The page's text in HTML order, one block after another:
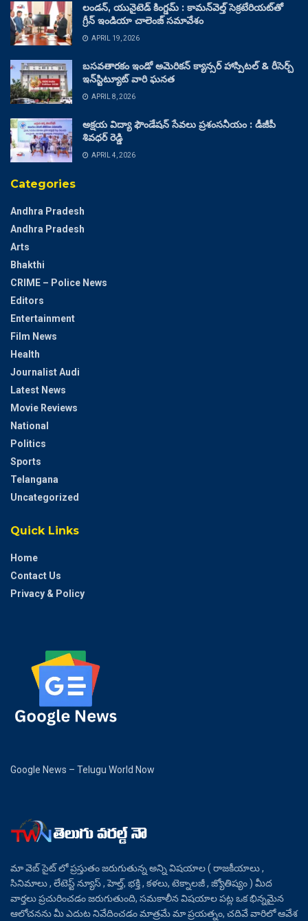
లండన్, యునైటెడ్ కింగ్డమ్ : కామన్‌వెల్త్ సెక్రటేరియట్‌తో
గ్రీన్ ఇండియా చాలెంజ్ సమావేశం
APRIL 19, 2026
బసవతారకం ఇండో అమెరికన్ క్యాన్సర్ హాస్పిటల్ & రీసెర్చ్
ఇన్‌స్టిట్యూట్ వారి ఘనత
APRIL 8, 2026
అక్షయ విద్యా ఫౌండేషన్ సేవలు ప్రశంసనీయం : డీజీపీ
శివధర్ రెడ్డి
APRIL 4, 2026
Categories
Andhra Pradesh
Andhra Pradesh
Arts
Bhakthi
CRIME – Police News
Editors
Entertainment
Film News
Health
Journalist Audi
Latest News
Movie Reviews
National
Politics
Sports
Telangana
Uncategorized
Quick Links
Home
Contact Us
Privacy & Policy
Google News – Telugu World Now
మా వెబ్ సైట్ లో ప్రస్తుతం జరుగుతున్న అన్ని విషయాల ( రాజకీయాలు ,
సినిమాలు , లేటెస్ట్ న్యూస్ , హెల్త్, భక్తి , కళలు, టెక్నాలజీ , జ్యోతిష్యం ) మీద
వార్తలు ప్రచురించడం జరుగుతుంది, సమకాలీన విషయాల పట్ల ఒక భిన్నమైన
ఆలోచనను మీ ఎదుట నివేదించడం మాత్రమే మా ప్రయత్నం, చదివే వారిలో ఆవేశ